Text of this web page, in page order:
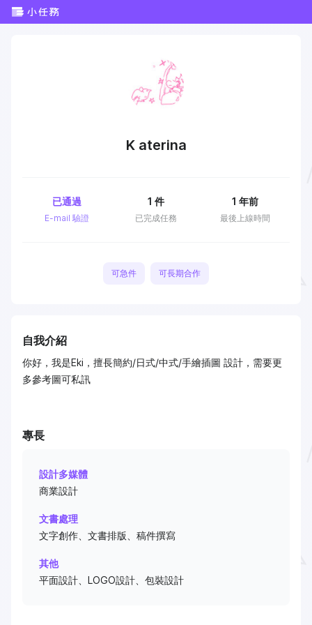
K aterina
E-mail 驗證
已通過
已完成任務
1 件
最後上線時間
1 年前
可急件 可長期合作
自我介紹
你好，我是Eki，擅長簡約/日式/中式/手繪插圖 設計，需要更
多參考圖可私訊
專長
設計多媒體
商業設計
文書處理
文字創作、文書排版、稿件撰寫
其他
平面設計、LOGO設計、包裝設計